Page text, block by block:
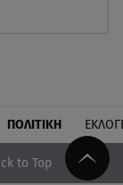
ΠΟΛΙΤΙΚΗ
to Top